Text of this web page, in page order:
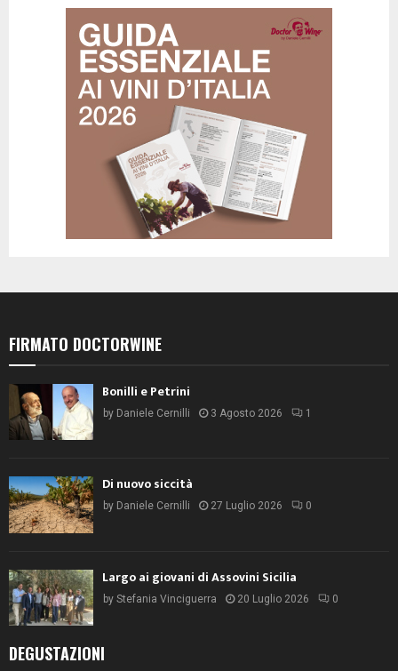
FIRMATO DOCTORWINE
Bonilli e Petrini
by Daniele Cernilli 3 Agosto 2026 1
Di nuovo siccità
by Daniele Cernilli 27 Luglio 2026 0
Largo ai giovani di Assovini Sicilia
by Stefania Vinciguerra 20 Luglio 2026 0
DEGUSTAZIONI